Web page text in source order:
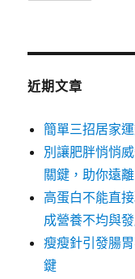
近期文章
簡單三招居家
別讓肥胖悄悄
關鍵，助你遠
高蛋白不能直
成營養不均與
瘦瘦針引發腸
鍵